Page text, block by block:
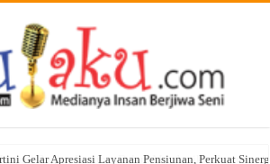
Gelar Apresiasi Layanan Pensiunan, Perkuat